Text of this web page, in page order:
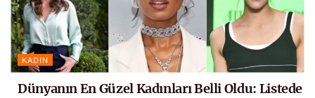
KADIN
Dünyanın En Güzel Kadınları Belli Oldu: Listede